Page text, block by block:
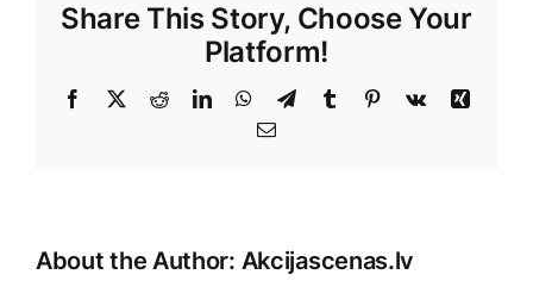
Share This Story, Choose Your
Platform!
Facebook
X RedditLinkedInWhatsApp
TelegramTumblr Pinterest
Vk
Xing
E-
About the Author: Akcijascenas.lv